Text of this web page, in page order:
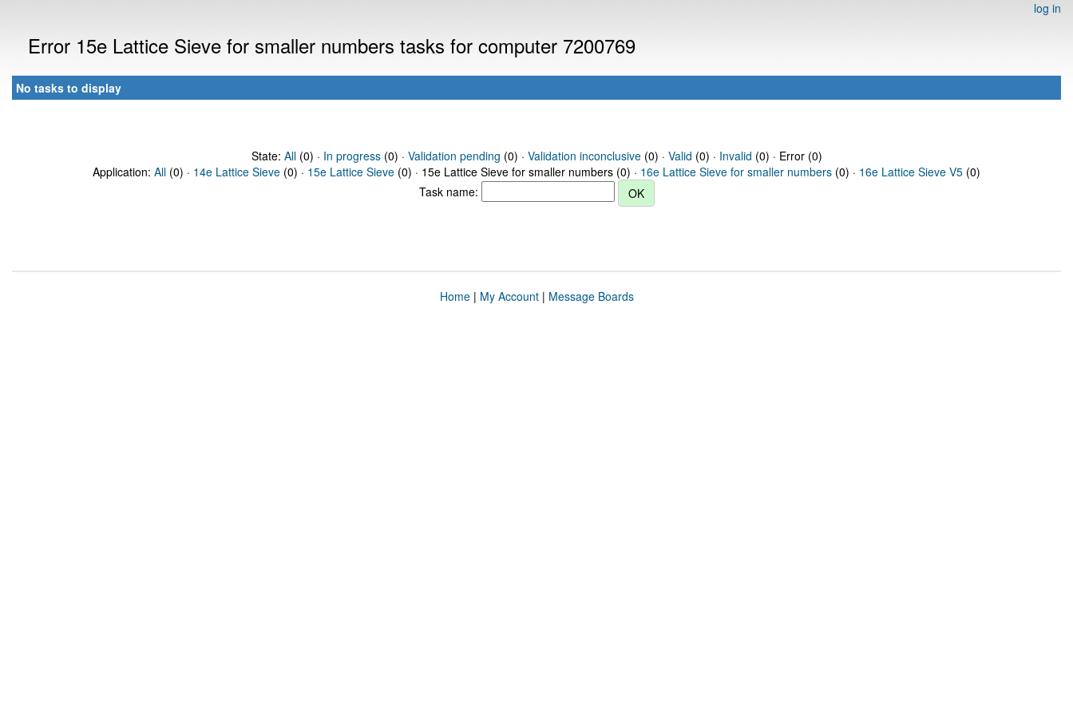
log in
Error 15e Lattice Sieve for smaller numbers tasks for computer 7200769
No tasks to display
State: All(0) · In progress(0) · Validation pending (0) · Validation inconclusive(0) · Valid (0) · Invalid (0) · Error (0)
Application: All (0) · 14e Lattice Sieve (0) · 15e Lattice Sieve (0) · 15e Lattice Sieve for smaller numbers (0) · 16e Lattice Sieve for smaller numbers (0) · 16e Lattice Sieve V5 (0)
Task name:
Home| My Account| Message Boards